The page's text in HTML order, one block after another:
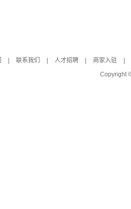
联系我们 人才招聘 商家入驻
Copyright